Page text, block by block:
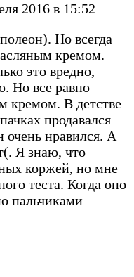
2016 в 15:52
Но всегда
кремом.
это вредно,
Но все равно
кремом. В детстве
продавался
очень нравился. А
Я знаю, что
коржей, но мне
теста. Когда оно
пальчиками